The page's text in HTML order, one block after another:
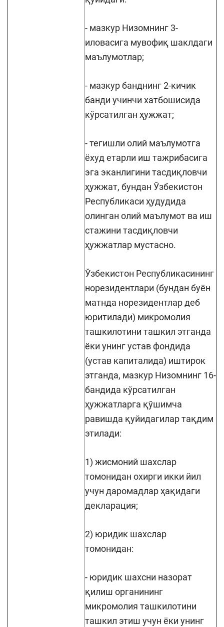
- мазкур Низомнинг 3-
иловасига мувофиқ шаклдаги
маълумотлар;
- мазкур банднинг 2-кичик
банди учинчи хатбошисида
кўрсатилган ҳужжат;
- тегишли олий маълумотга
ёхуд етарли иш тажрибасига
эга эканлигини тасдиқловчи
ҳужжат, бундан Ўзбекистон
Республикаси ҳудудида
олинган олий маълумот ва иш
стажини тасдиқловчи
ҳужжатлар мустасно.
Ўзбекистон Республикасининг
норезидентлари (бундан буён
матнда норезидентлар деб
юритилади) микромолия
ташкилотини ташкил этганда
ёки унинг устав фондида
(устав капиталида) иштирок
этганда, мазкур Низомнинг 16-
бандида кўрсатилган
ҳужжатларга қўшимча
равишда қуйидагилар тақдим
этилади:
1) жисмоний шахслар
томонидан охирги икки йил
учун даромадлар ҳақидаги
декларация;
2) юридик шахслар
томонидан:
- юридик шахсни назорат
қилиш органининг
микромолия ташкилотини
ташкил этиш учун ёки унинг